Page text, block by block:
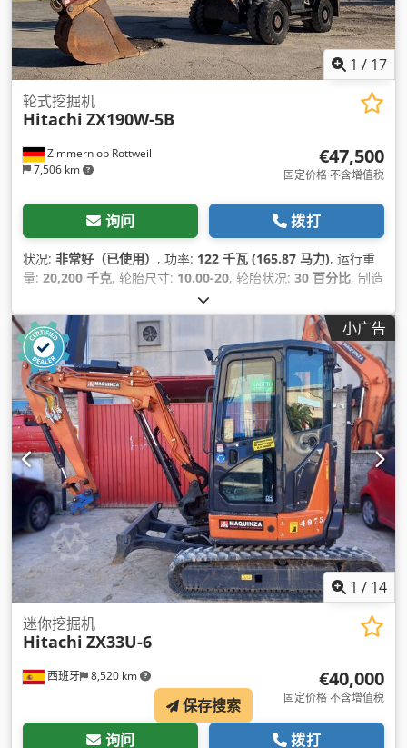
1 / 17
Zimmern ob Rottweil
7,506 km
轮式挖掘机
Hitachi ZX190W-5B
€47,500
固定价格 不含增值税
询问 拨打
状况: 非常好（已使用） , 功率: 122 千瓦 (165.87 马力), 运行重
量: 20,200 千克, 轮胎尺寸: 10.00-20, 轮胎状况: 30 百分比, 制造
, 设备:
小广告
1 / 14
西班牙 8,520 km
迷你挖掘机
Hitachi ZX33U-6
€40,000
固定价格 不含增值税
询问 拨打
保存搜索